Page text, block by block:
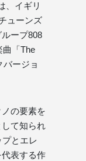
、イギリ
ューンズ
ープ808
曲「The
ージョ
の要素を
て知られ
とエレ
表する作